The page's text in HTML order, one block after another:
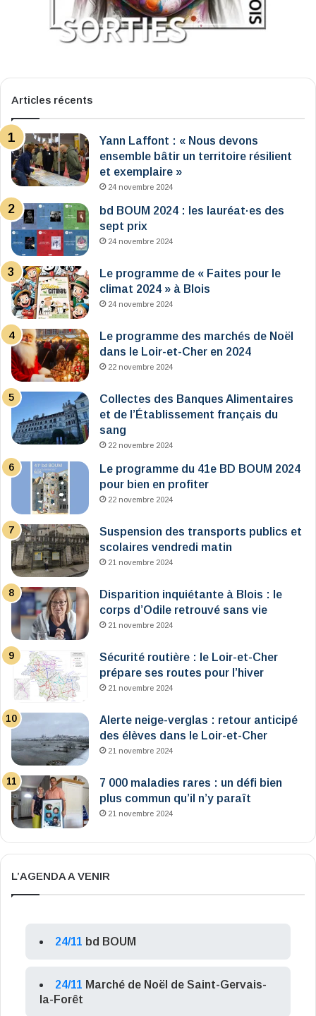
Articles récents
Yann Laffont : « Nous devons
ensemble bâtir un territoire résilient
et exemplaire »
24 novembre 2024
bd BOUM 2024 : les lauréat·es des
sept prix
24 novembre 2024
Le programme de « Faites pour le
climat 2024 » à Blois
24 novembre 2024
Le programme des marchés de Noël
dans le Loir-et-Cher en 2024
22 novembre 2024
Collectes des Banques Alimentaires
et de l’Établissement français du
sang
22 novembre 2024
Le programme du 41e BD BOUM 2024
pour bien en profiter
22 novembre 2024
Suspension des transports publics et
scolaires vendredi matin
21 novembre 2024
Disparition inquiétante à Blois : le
corps d’Odile retrouvé sans vie
21 novembre 2024
Sécurité routière : le Loir-et-Cher
prépare ses routes pour l’hiver
21 novembre 2024
Alerte neige-verglas : retour anticipé
des élèves dans le Loir-et-Cher
21 novembre 2024
7 000 maladies rares : un défi bien
plus commun qu’il n’y paraît
21 novembre 2024
L’AGENDA A VENIR
24/11 bd BOUM
24/11 Marché de Noël de Saint-Gervais-
la-Forêt